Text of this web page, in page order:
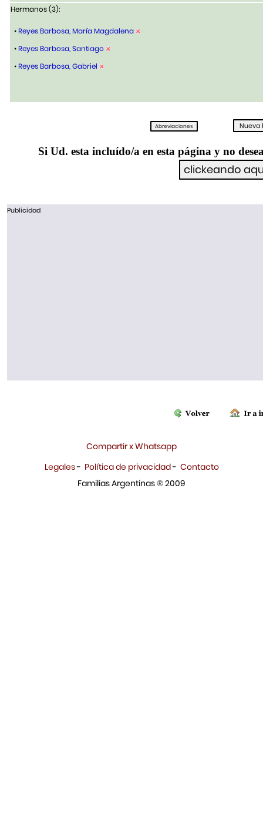
Hermanos (3):
•Reyes Barbosa, María Magdalena
•Reyes Barbosa, Santiago
•Reyes Barbosa, Gabriel
Si Ud. esta incluído/a en esta página y no
Publicidad
Compartir x Whatsapp
Legales- Política de privacidad- Contacto
Familias Argentinas ® 2009